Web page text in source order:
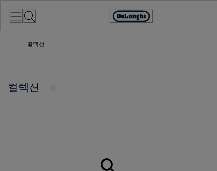
Accessibility
컬렉션
컬렉션